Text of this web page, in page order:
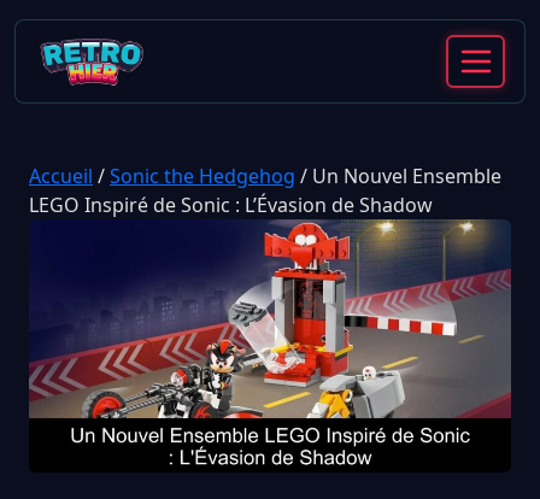
Accueil /Sonic the Hedgehog / Un Nouvel Ensemble
LEGO Inspiré de Sonic : L’Évasion de Shadow